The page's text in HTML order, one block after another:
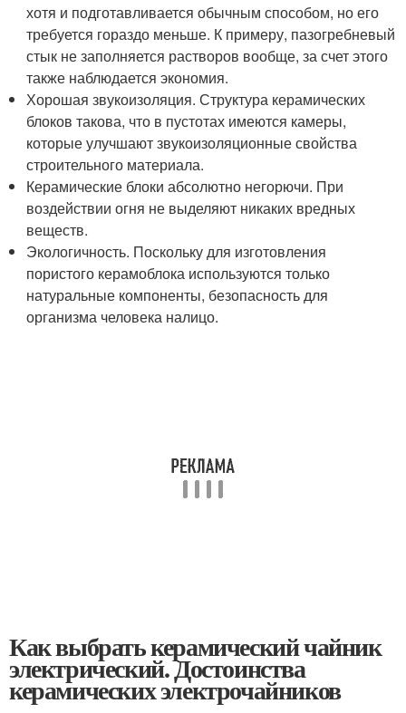
хотя и подготавливается обычным способом, но его
требуется гораздо меньше. К примеру, пазогребневый
стык не заполняется растворов вообще, за счет этого
также наблюдается экономия.
Хорошая звукоизоляция. Структура керамических
блоков такова, что в пустотах имеются камеры,
которые улучшают звукоизоляционные свойства
строительного материала.
Керамические блоки абсолютно негорючи. При
воздействии огня не выделяют никаких вредных
веществ.
Экологичность. Поскольку для изготовления
пористого керамоблока используются только
натуральные компоненты, безопасность для
организма человека налицо.
Как выбрать керамический чайник
электрический. Достоинства
керамических электрочайников